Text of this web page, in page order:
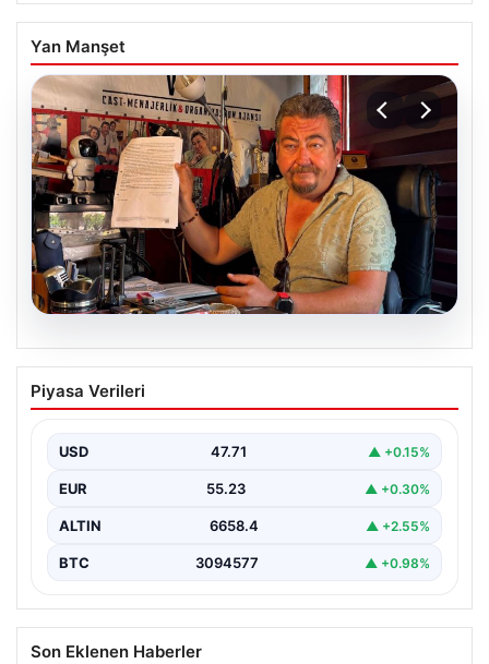
Yan Manşet
07.08.2026
Alkollü içki paylaşımına ceza almıştı…
İptal için mahkemeye başvurdu
Piyasa Verileri
USD 47.71 ▲ +0.15%
EUR 55.23 ▲ +0.30%
ALTIN 6658.4 ▲ +2.55%
BTC 3094577 ▲ +0.98%
Son Eklenen Haberler